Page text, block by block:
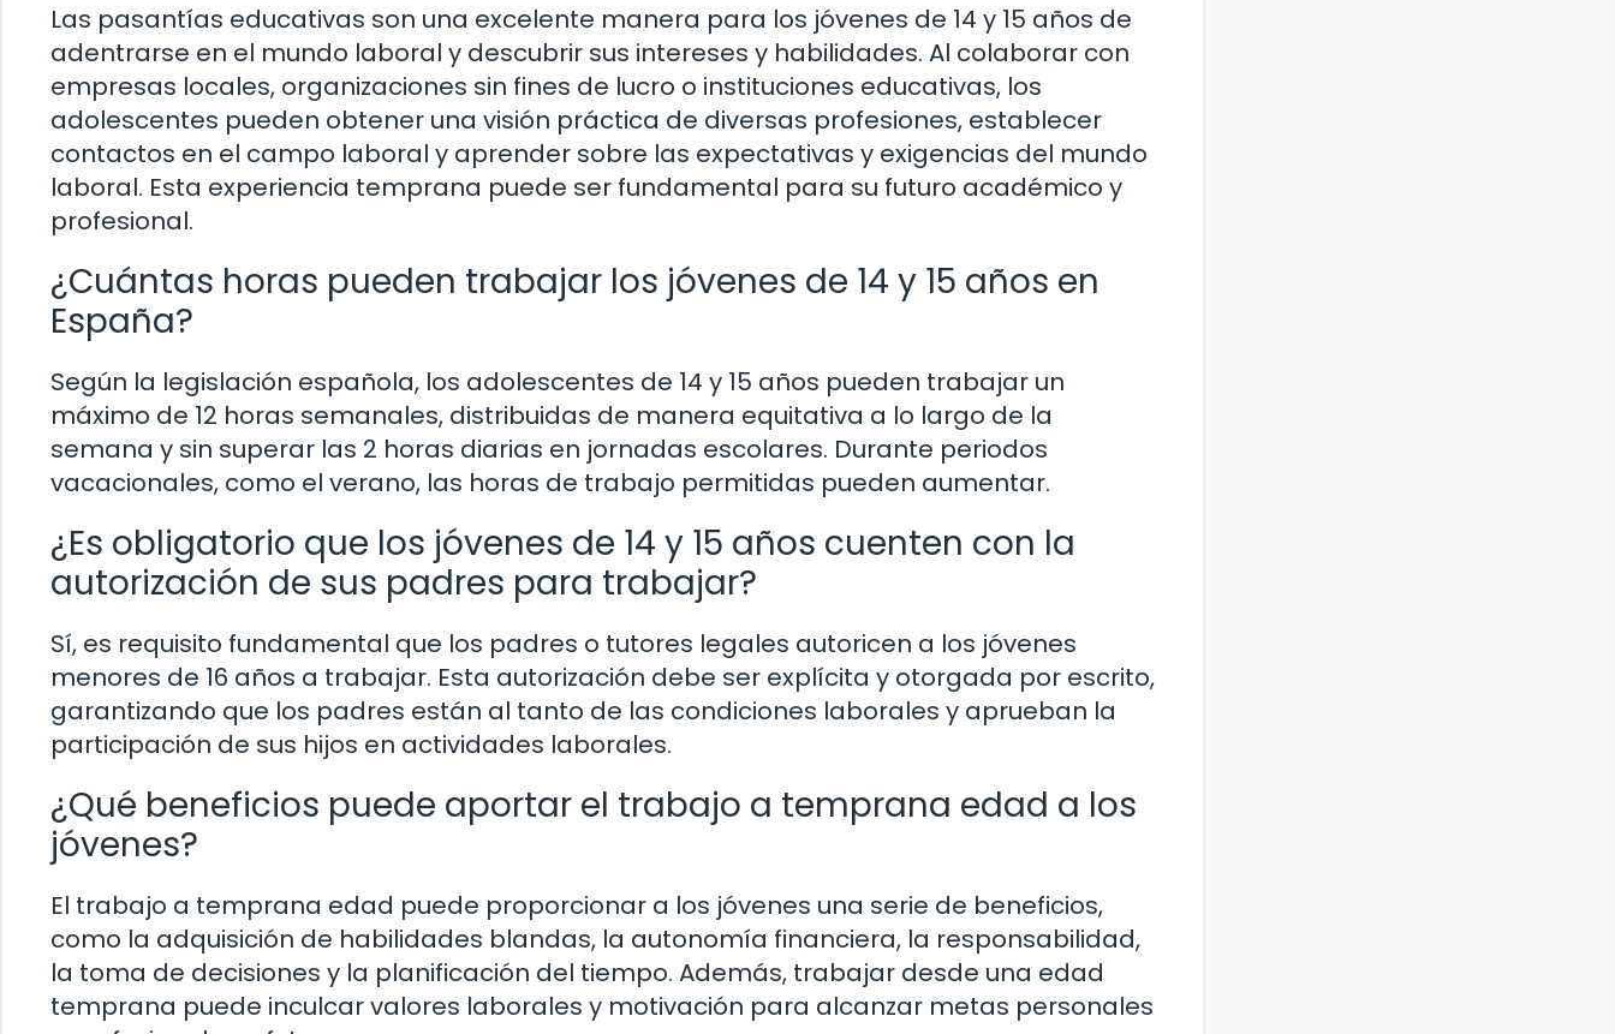
Las pasantías educativas son una excelente manera para los jóvenes de 14 y 15 años de
adentrarse en el mundo laboral y descubrir sus intereses y habilidades. Al colaborar con
empresas locales, organizaciones sin fines de lucro o instituciones educativas, los
adolescentes pueden obtener una visión práctica de diversas profesiones, establecer
contactos en el campo laboral y aprender sobre las expectativas y exigencias del mundo
laboral. Esta experiencia temprana puede ser fundamental para su futuro académico y
profesional.
¿Cuántas horas pueden trabajar los jóvenes de 14 y 15 años en
España?
Según la legislación española, los adolescentes de 14 y 15 años pueden trabajar un
máximo de 12 horas semanales, distribuidas de manera equitativa a lo largo de la
semana y sin superar las 2 horas diarias en jornadas escolares. Durante periodos
vacacionales, como el verano, las horas de trabajo permitidas pueden aumentar.
¿Es obligatorio que los jóvenes de 14 y 15 años cuenten con la
autorización de sus padres para trabajar?
Sí, es requisito fundamental que los padres o tutores legales autoricen a los jóvenes
menores de 16 años a trabajar. Esta autorización debe ser explícita y otorgada por escrito,
garantizando que los padres están al tanto de las condiciones laborales y aprueban la
participación de sus hijos en actividades laborales.
¿Qué beneficios puede aportar el trabajo a temprana edad a los
jóvenes?
El trabajo a temprana edad puede proporcionar a los jóvenes una serie de beneficios,
como la adquisición de habilidades blandas, la autonomía financiera, la responsabilidad,
la toma de decisiones y la planificación del tiempo. Además, trabajar desde una edad
temprana puede inculcar valores laborales y motivación para alcanzar metas personales